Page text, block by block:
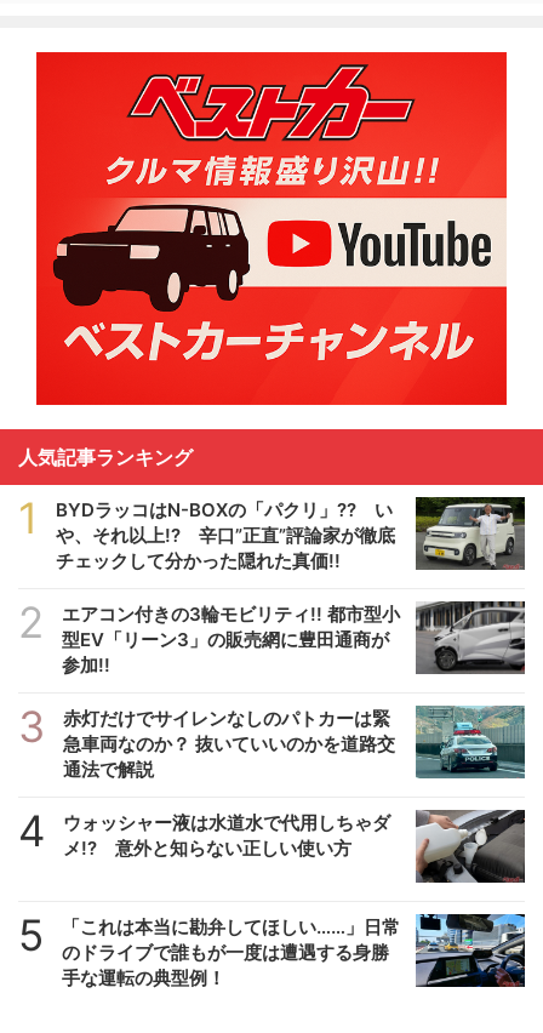
人気記事ランキング
1
BYDラッコはN-BOXの「パクリ」?? い
や、それ以上!? 辛口”正直”評論家が徹底
チェックして分かった隠れた真価!!
2
エアコン付きの3輪モビリティ!! 都市型小
型EV「リーン3」の販売網に豊田通商が
参加!!
3
赤灯だけでサイレンなしのパトカーは緊
急車両なのか？ 抜いていいのかを道路交
通法で解説
4
ウォッシャー液は水道水で代用しちゃダ
メ!? 意外と知らない正しい使い方
5
「これは本当に勘弁してほしい……」日常
のドライブで誰もが一度は遭遇する身勝
手な運転の典型例！